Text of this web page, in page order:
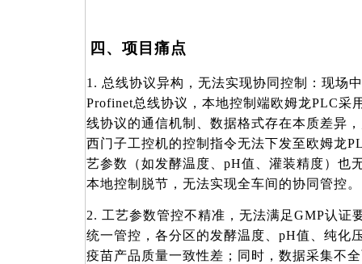
四、项目痛点
1. 总线协议异构，无法实现协同控制：现场
Profinet总线协议，本地控制端欧姆龙PLC采
线协议的通信机制、数据格式存在本质差异
西门子工控机的控制指令无法下发至欧姆龙
艺参数（如发酵温度、pH值、灌装精度）也
本地控制脱节，无法实现全车间的协同管控。
2. 工艺参数管控不精准，无法满足GMP认证
统一管控，各分区的发酵温度、pH值、纯化
疫苗产品质量一致性差；同时，数据采集不